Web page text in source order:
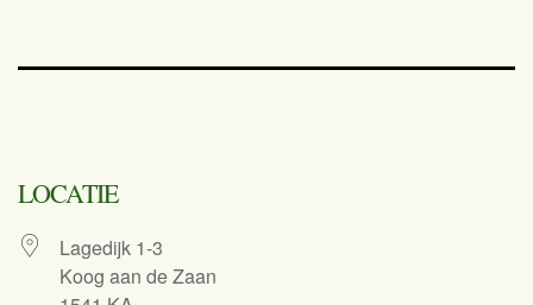
LOCATIE
Lagedijk 1-3
Koog aan de Zaan